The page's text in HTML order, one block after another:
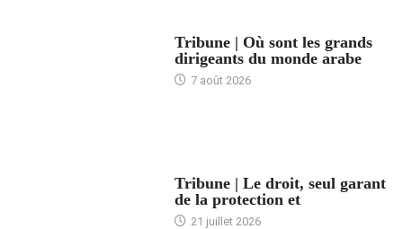
Tribune | Où sont les grands
dirigeants du monde arabe
7 août 2026
Tribune | Le droit, seul garant
de la protection et
21 juillet 2026